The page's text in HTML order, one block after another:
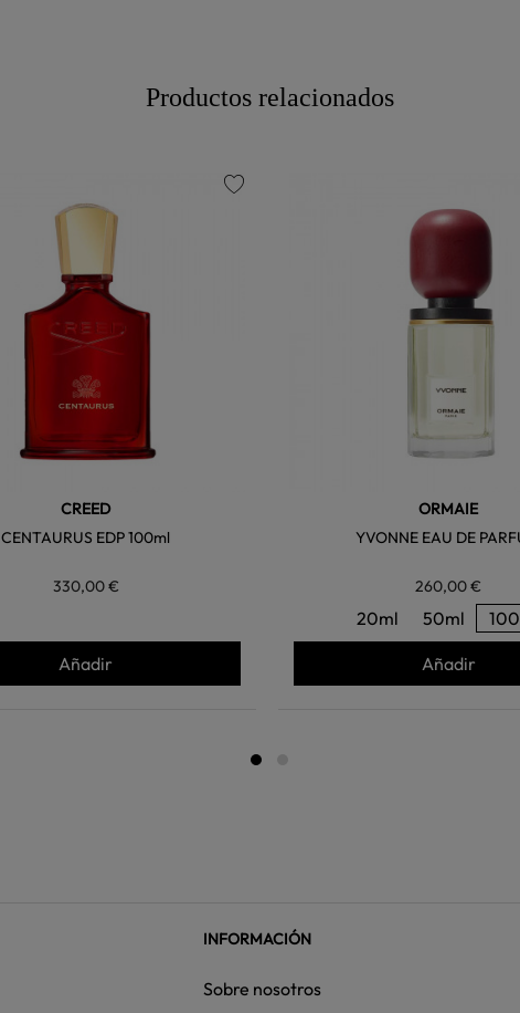
Productos relacionados
CREED
CENTAURUS EDP 100ml
330,00 €
Añadir
ORMAIE
YVONNE EAU DE
260,00 €
20ml 50ml
Añadir
INFORMACIÓN
Sobre nosotros